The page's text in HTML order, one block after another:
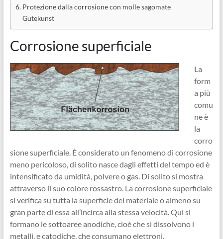
Protezione dalla corrosione con molle sagomate
Gutekunst
Corrosione superficiale
La
form
a più
comu
ne è
la
corro
sione superficiale. È considerato un fenomeno di corrosione
meno pericoloso, di solito nasce dagli effetti del tempo ed è
intensificato da umidità, polvere o gas. Di solito si mostra
attraverso il suo colore rossastro. La corrosione superficiale
si verifica su tutta la superficie del materiale o almeno su
gran parte di essa all’incirca alla stessa velocità. Qui si
formano le sottoaree anodiche, cioè che si dissolvono i
metalli, e catodiche, che consumano elettroni.